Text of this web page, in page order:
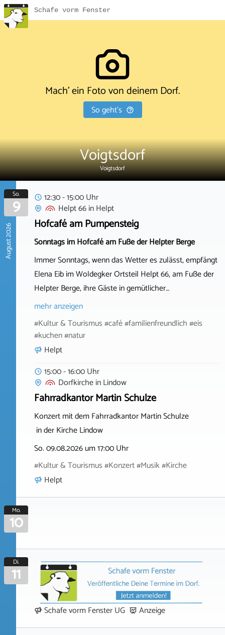
Schafe vorm Fenster
Mach' ein Foto von deinem Dorf.
So geht's
Voigtsdorf
Voigtsdorf
August 2026
So.
9
12:30 - 15:00 Uhr
Helpt 66inHelpt
Hofcafé am Pumpensteig
Sonntags im Hofcafé am Fuße der Helpter Berge
Immer Sonntags, wenn das Wetter es zulässt, empfängt
Elena Eib im Woldegker Ortsteil Helpt 66, am Fuße der
Helpter Berge, ihre Gäste in gemütlicher…
mehr anzeigen
#Kultur & Tourismus #café #familienfreundlich #eis
#kuchen #natur
Helpt
15:00 - 16:00 Uhr
DorfkircheinLindow
Fahrradkantor Martin Schulze
Konzert mit dem Fahrradkantor Martin Schulze
in der Kirche Lindow
So. 09.08.2026 um 17:00 Uhr
#Kultur & Tourismus #Konzert #Musik #Kirche
Helpt
Mo.
10
Di.
11
Schafe vorm Fenster UG Anzeige